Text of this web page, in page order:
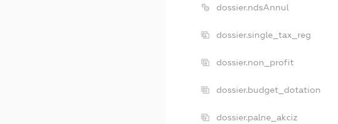
dossier.ndsAnnul
dossier.single_tax_reg
dossier.non_profit
dossier.budget_dotation
dossier.palne_akciz